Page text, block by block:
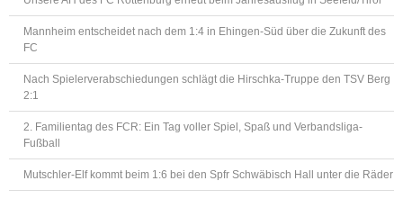
Mannheim entscheidet nach dem 1:4 in Ehingen-Süd über die Zukunft des
FC
Nach Spielerverabschiedungen schlägt die Hirschka-Truppe den TSV Berg
2:1
2. Familientag des FCR: Ein Tag voller Spiel, Spaß und Verbandsliga-
Fußball
Mutschler-Elf kommt beim 1:6 bei den Spfr Schwäbisch Hall unter die Räder